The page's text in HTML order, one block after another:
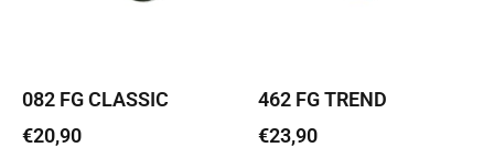
082 FG CLASSIC
€20,90
462 FG TREND
€23,90